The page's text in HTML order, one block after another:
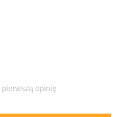
pierwszą opinię